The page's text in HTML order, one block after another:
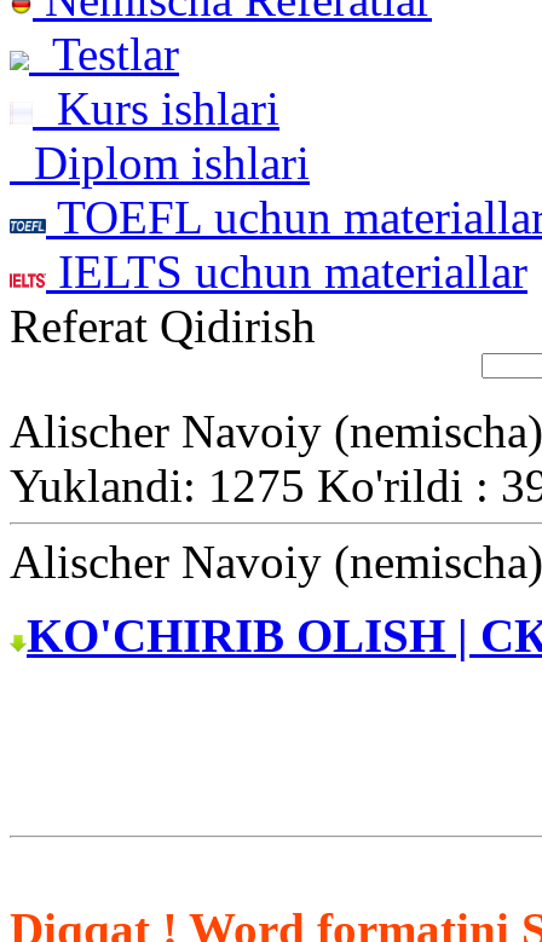
Testlar
Kurs ishlari
Diplom ishlari
TOEFL uchun
IELTS uchun materiallar
Referat Qidirish
Alischer Navoiy (nemischa)
Yuklandi: 1275 Ko'rildi :
Alischer Navoiy (nemischa)
KO'CHIRIB OLISH |
Diqqat ! Word formatini